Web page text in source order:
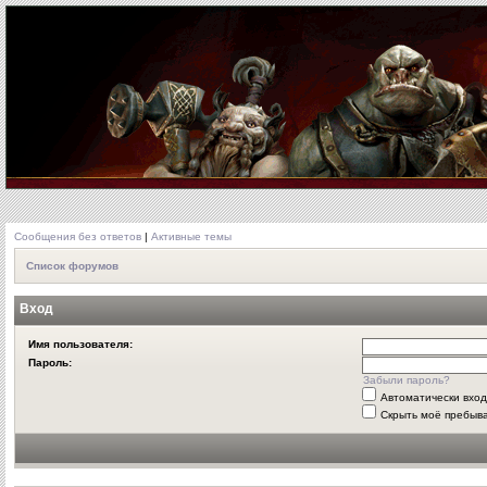
Сообщения без ответов | Активные темы
Список форумов
Вход
Имя пользователя:
Пароль:
Забыли пароль?
Автоматически
Скрыть моё